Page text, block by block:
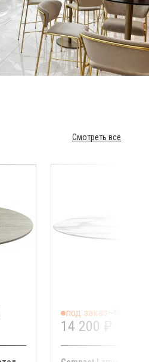
Смотреть все
под заказ
14 200 ₽